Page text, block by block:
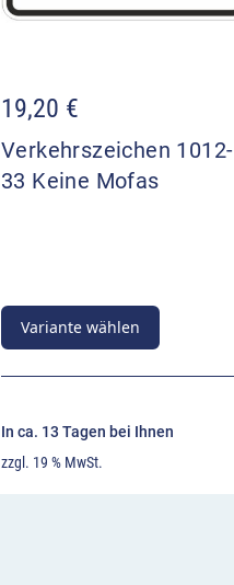
19,20 €
Verkehrszeichen 1012-
33 Keine Mofas
Variante wählen
In ca. 13 Tagen bei Ihnen
zzgl. 19 % MwSt.